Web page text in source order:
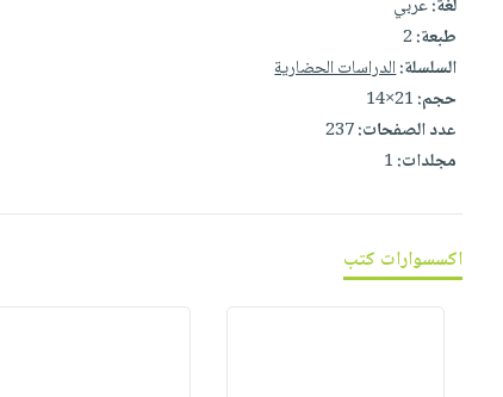
صابون
أطفال
مناسبات
فيديوهات
أسئلة
يتكرر
طرحها
خدمات
وفرات
انشر
عربة
التسوق
نشرة
الإصدارات
لغة:عربي
طبعة:2
السلسلة:الدراسات الحضارية
حجم:21×14
عدد الصفحات:237
مجلدات:1
اكسسوارات كتب